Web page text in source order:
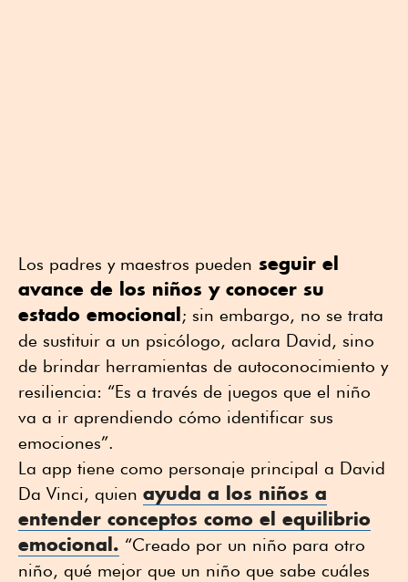
Los padres y maestros pueden seguir el
avance de los niños y conocer su
estado emocional ; sin embargo, no se trata
de sustituir a un psicólogo, aclara David, sino
de brindar herramientas de autoconocimiento y
resiliencia: “Es a través de juegos que el niño
va a ir aprendiendo cómo identificar sus
emociones”.
La app tiene como personaje principal a David
Da Vinci, quien ayuda a los niños a
entender conceptos como el equilibrio
emocional. “Creado por un niño para otro
niño, qué mejor que un niño que sabe cuáles